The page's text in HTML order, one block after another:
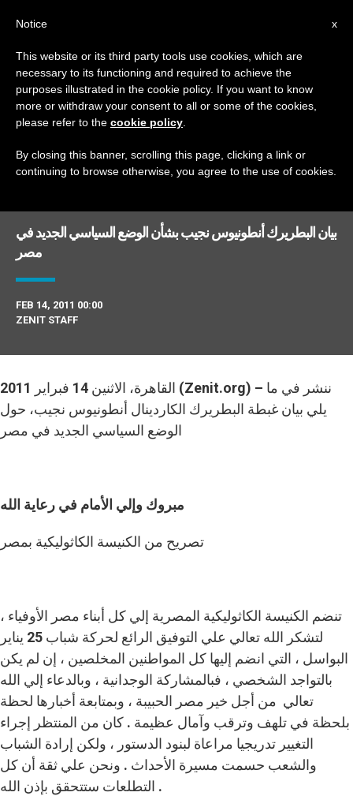
DAY
February 14th, 2011
DERNIÈRES NOUVELLES
بيان البطريرك أنطونيوس نجيب بشأن الوضع السياسي الجديد في
مصر
FEB 14, 2011 00:00
ZENIT STAFF
القاهرة، الاثنين 14 فبراير 2011 (Zenit.org) – ننشر في ما
يلي بيان غبطة البطريرك الكاردينال أنطونيوس نجيب، حول
الوضع السياسي الجديد في مصر
مبروك وإلي الأمام في رعاية الله
تصريح من الكنيسة الكاثوليكية بمصر
تنضم الكنيسة الكاثوليكية المصرية إلي كل أبناء مصر الأوفياء ،
لتشكر الله تعالي علي التوفيق الرائع لحركة شباب 25 يناير
البواسل ، التي انضم إليها كل المواطنين المخلصين ، إن لم يكن
بالتواجد الشخصي ، فبالمشاركة الوجدانية ، وبالدعاء إلي الله
تعالي من أجل خير مصر الحبيبة ، وبمتابعة أخبارها لحظة
بلحظة في تلهف وترقب وآمال عظيمة . كان من المنتظر إجراء
التغيير تدريجيا مراعاة لبنود الدستور ، ولكن إرادة الشباب
والشعب حسمت مسيرة الأحداث . ونحن علي ثقة أن كل
التطلعات ستتحقق بإذن الله .
x
Notice
This website or its third party tools use cookies, which are
necessary to its functioning and required to achieve the
purposes illustrated in the cookie policy. If you want to know
more or withdraw your consent to all or some of the cookies,
please refer to the cookie policy
By closing this banner, scrolling this page, clicking a link or
continuing to browse otherwise, you agree to the use of cookies.